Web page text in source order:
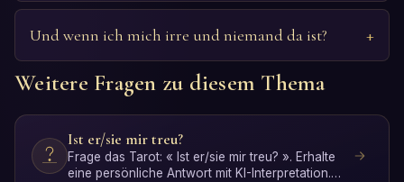
Und wenn ich mich irre und niemand da ist?
Weitere Fragen zu diesem Thema
Ist er/sie mir treu?
Frage das Tarot: « Ist er/sie mir treu? ». Erhalte
eine persönliche Antwort mit KI-Interpretation.